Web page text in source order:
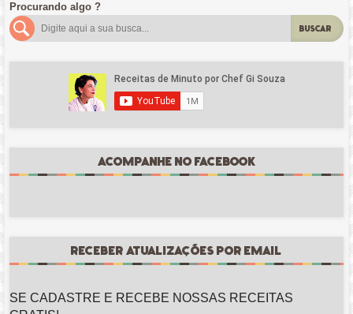
Procurando algo ?
BUSCAR
ACOMPANHE NO FACEBOOK
RECEBER ATUALIZAÇÕES POR EMAIL
SE CADASTRE E RECEBE NOSSAS RECEITAS